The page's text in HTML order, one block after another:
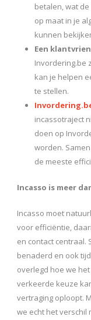
betalen, wat
op maat in je
kunnen
Een
Invordering.be
kan je helpen
te stellen.
incassotraject
doen op
worden.
de meeste
Incasso is meer
Incasso moet
voor efficiëntie,
en contact centraal.
benaderd en ook
overlegd hoe we
verkeerde keuze
vertraging oploopt.
we echt het verschil